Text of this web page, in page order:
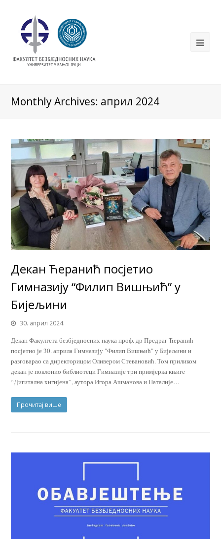
Monthly Archives: април 2024
Декан Ћеранић посјетио
Гимназију “Филип Вишњић” у
Бијељини
30. април 2024.
Декан Факултета безбједносних наука проф. др Предраг Ћеранић
посјетио је 30. априла Гимназију "Филип Вишњић" у Бијељини и
разговарао са директорицом Оливером Стевановић. Том приликом
декан је поклонио библиотеци Гимназије три примјерка књиге
“Дигитална хигијена”, аутора Игора Ашманова и Наталије…
Прочитај више